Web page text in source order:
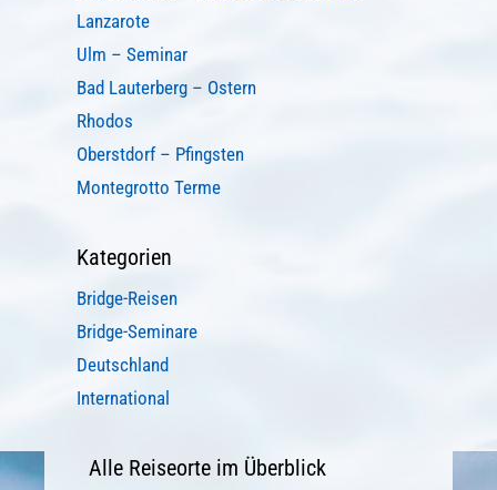
Lanzarote
Ulm – Seminar
Bad Lauterberg – Ostern
Rhodos
Oberstdorf – Pfingsten
Montegrotto Terme
Kategorien
Bridge-Reisen
Bridge-Seminare
Deutschland
International
Alle Reiseorte im Überblick